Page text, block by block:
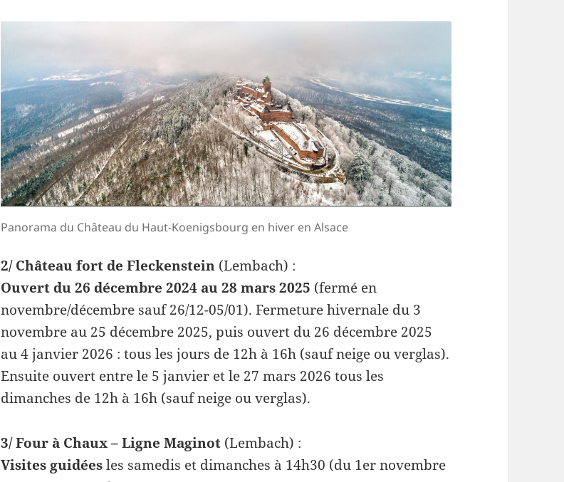
Panorama du Château du Haut-Koenigsbourg en hiver en Alsace
2/ Château fort de Fleckenstein (Lembach) :
Ouvert du 26 décembre 2024 au 28 mars 2025 (fermé en
novembre/décembre sauf 26/12-05/01). Fermeture hivernale du 3
novembre au 25 décembre 2025, puis ouvert du 26 décembre 2025
au 4 janvier 2026 : tous les jours de 12h à 16h (sauf neige ou verglas).
Ensuite ouvert entre le 5 janvier et le 27 mars 2026 tous les
dimanches de 12h à 16h (sauf neige ou verglas).
3/ Four à Chaux – Ligne Maginot (Lembach) :
Visites guidéesles samedis et dimanches à 14h30 (du 1er novembre